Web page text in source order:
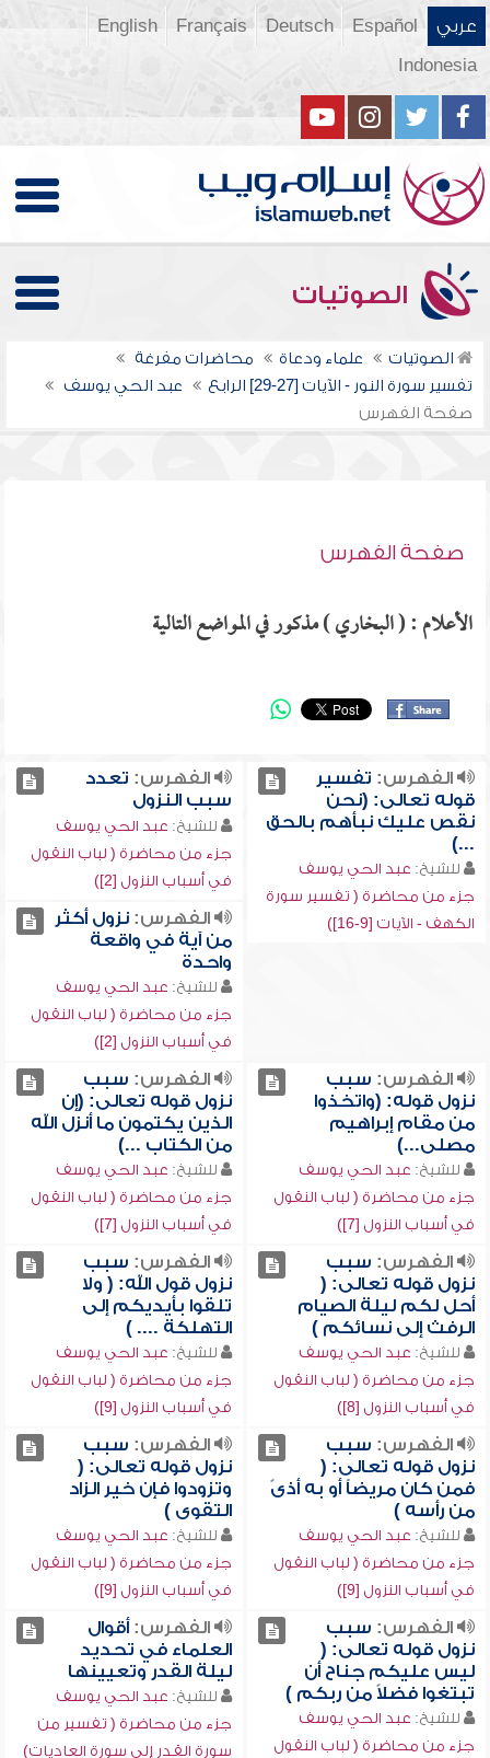
عربي Español
Deutsch
Français
English
Indonesia
الصوتيات
الصوتيات علماء ودعاة
محاضرات مفرغة
تفسير سورة النور - الآيات [27-29] الرابع
عبد الحي يوسف
صفحة الفهرس
صفحة الفهرس
الأعلام : ( البخاري ) مذكور في المواضع التالية
الفهرس: تفسير
قوله تعالى: (نحن
نقص عليك نبأهم بالحق
...)
للشيخ: عبد الحي يوسف
جزء من محاضرة ( تفسير سورة
الكهف - الآيات [9-16])
الفهرس: تعدد
سبب النزول
للشيخ: عبد الحي يوسف
جزء من محاضرة ( لباب النقول
في أسباب النزول [2])
الفهرس:نزول أكثر
من آية في واقعة
واحدة
للشيخ: عبد الحي يوسف
جزء من محاضرة ( لباب النقول
في أسباب النزول [2])
الفهرس: سبب
نزول قوله: (واتخذوا
من مقام إبراهيم
مصلى...)
للشيخ: عبد الحي يوسف
جزء من محاضرة ( لباب النقول
في أسباب النزول [7])
الفهرس: سبب
نزول قوله تعالى: (إن
الذين يكتمون ما أنزل الله
من الكتاب ...)
للشيخ: عبد الحي يوسف
جزء من محاضرة ( لباب النقول
في أسباب النزول [7])
الفهرس: سبب
نزول قوله تعالى: (
أحل لكم ليلة الصيام
الرفث إلى نسائكم )
للشيخ: عبد الحي يوسف
جزء من محاضرة ( لباب النقول
في أسباب النزول [8])
الفهرس: سبب
نزول قول الله: ( ولا
تلقوا بأيديكم إلى
التهلكة .... )
للشيخ: عبد الحي يوسف
جزء من محاضرة ( لباب النقول
في أسباب النزول [9])
الفهرس: سبب
نزول قوله تعالى: (
فمن كان مريضاً أو به أذىً
من رأسه )
للشيخ: عبد الحي يوسف
جزء من محاضرة ( لباب النقول
في أسباب النزول [9])
الفهرس: سبب
نزول قوله تعالى: (
وتزودوا فإن خير الزاد
التقوى )
للشيخ: عبد الحي يوسف
جزء من محاضرة ( لباب النقول
في أسباب النزول [9])
الفهرس: سبب
نزول قوله تعالى: (
ليس عليكم جناح أن
تبتغوا فضلاً من ربكم )
للشيخ: عبد الحي يوسف
جزء من محاضرة ( لباب النقول
الفهرس:أقوال
العلماء في تحديد
ليلة القدر وتعيينها
للشيخ: عبد الحي يوسف
جزء من محاضرة ( تفسير من
سورة القدر إلى سورة العاديات)